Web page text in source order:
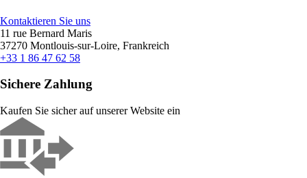
Kontaktieren Sie uns
11 rue Bernard Maris
37270 Montlouis-sur-Loire, Frankreich
+33 1 86 47 62 58
Sichere Zahlung
Kaufen Sie sicher auf unserer Website ein